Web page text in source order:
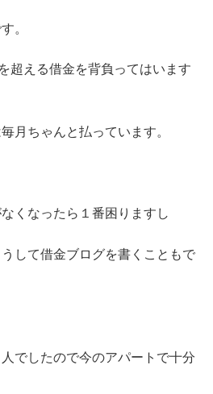
。
超える借金を背負ってはいます
月ちゃんと払っています。
くなったら１番困りますし
して借金ブログを書くこともで
でしたので今のアパートで十分